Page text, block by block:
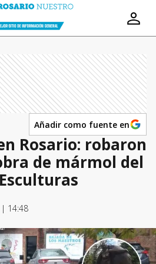
Añadir como fuente en
Rosario: robaron
de mármol del
14:48